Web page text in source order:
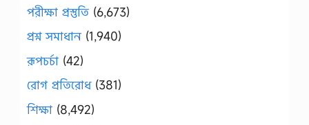
পরীক্ষা প্রস্তুতি (6,673)
প্রশ্ন সমাধান (1,940)
রূপচর্চা (42)
রোগ প্রতিরোধ(381)
শিক্ষা (8,492)